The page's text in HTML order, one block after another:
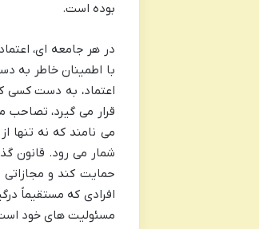
بوده است.
در هر جامعه ای،
با اطمینان خاطر به
اعتماد، به دست کسی
قرار می گیرد، تصاحب
می نامند که نه تنها
شمار می رود. قانون
حمایت کند و مجازاتی
افرادی که مستقیماً
مسئولیت های خود